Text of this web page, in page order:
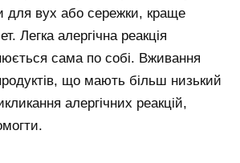
для вух або сережки, краще
Легка алергічна реакція
сама по собі. Вживання
що мають більш низький
алергічних реакцій,